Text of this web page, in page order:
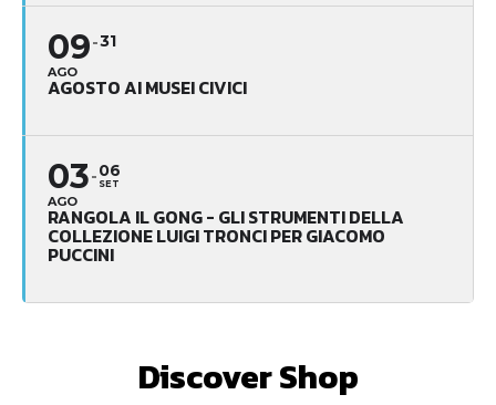
09
AGO
31
AGOSTO AI MUSEI CIVICI
03
AGO
06
SET
RANGOLA IL GONG - GLI STRUMENTI DELLA
COLLEZIONE LUIGI TRONCI PER GIACOMO
PUCCINI
Discover Shop